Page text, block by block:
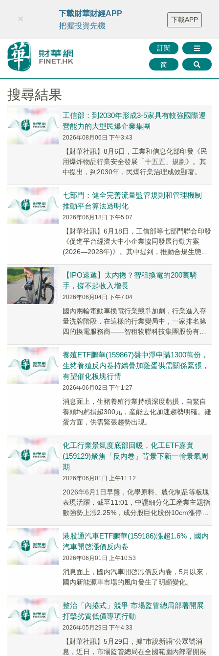
財華智庫網 FINTV FINMETA 財華證券 媒體矩陣
智庫沙龍
聯絡我們
訂閱
简
×
下載財華財經APP
把握投資先機
下載APP
搜尋結果
工信部：到2030年形成3-5家具有較強國際運
營能力的大型民爆企業集團
2026年08月06日 下午3:43
【財華社訊】8月6日，工業和信息化部印發《民
用爆炸物品行業安全發展「十五五」規劃》。其
中提出，到2030年，民爆行業治理成效顯著。企
成3...
七部門：健全完善流量監管規則和管理機制
推動平台算法透明化
2026年06月18日 下午5:07
【財華社訊】6月18日，工信部等七部門聯合印發
《促進平台經濟大中小企業協同發展行動方案
(2026—2028年)》。其中提到，推動合規生態共
【IPO速遞】太內捲？智租換電的200萬騎
手，撐不起收入增長
2026年06月04日 下午7:04
國內兩輪電動車換電行業競爭加劇，行業進入存
量洗牌階段，在這樣的行業變局中，一家排名第
四的換電服務商——智租物聯科技集團股份有限
所遞交...
養殖ETF鵬華(159867)盤中淨申購1300萬份，
生豬養殖反内卷持續疊加雞蛋供需關係緊張，
有望催化板塊行情
2026年06月02日 下午1:27
消息面上，生豬養殖行業持續深度虧損，自繁自
養頭均虧損超300元，産能去化加速趨勢明確。雞
蛋方面，供需緊張趨勢出現。
化工行業景氣度底部回暖，化工ETF嘉實
(159129)聚焦「反内卷」背景下新一輪景氣周
期
2026年06月01日 上午11:12
2026年6月1日早盤，化學原料、農化制品等板塊
表現活躍，截至11:01，中證細分化工産業主題指
數強勢上漲2.25%，成分股巨化股份10cm漲停，
港股通汽車ETF鵬華(159186)漲超1.6%，國内
汽車開啓漲價反内卷
2026年06月01日 上午10:53
消息面上，國内汽車開啓漲價反内卷，5月以來，
國内新能源車市場的風向發生了明顯變化。
整治「內捲式」競爭 市場監管總局部署開展
打擊劣質低價專項行動
2026年05月29日 下午4:33
【財華社訊】5月29日，據"市說新語"公眾號消
息，近日，市場監管總局在全國範圍內部署開展